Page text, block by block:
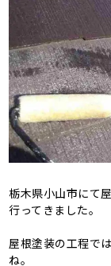
栃木県小山市にて
行ってきました。
屋根塗装の工程で
ね。